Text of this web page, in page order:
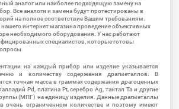
аналог или наиболее подходящую замену на
Все аналоги и замена будут протестированы в
на полное соответствие Вашим требованиям.
интернет магазина проведение объективных
необходимого оборудования. У нас работают
специалистов, которые готовы
на каждый прибор или изделие указывается
и количеству содержания драгметаллов. В
точная масса в граммах содержания драгоценных
Pd, платина Pt, серебро Ag, тантал Ta и другие
(МПГ) на единицу изделия. Данные драгметаллы
очень ограниченном количестве и поэтому имеют